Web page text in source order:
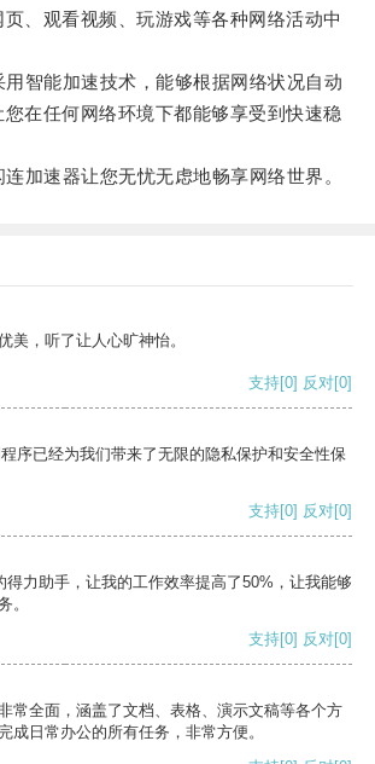
、观看视频、玩游戏等各种网络活动中
能加速技术，能够根据网络状况自动
在任何网络环境下都能够享受到快速稳
速器让您无忧无虑地畅享网络世界。
美，听了让人心旷神怡。
支持[0] 反对[0]
序已经为我们带来了无限的隐私保护和安全性保
支持[0] 反对[0]
得力助手，让我的工作效率提高了50%，让我能够
。
支持[0] 反对[0]
常全面，涵盖了文档、表格、演示文稿等各个方
成日常办公的所有任务，非常方便。